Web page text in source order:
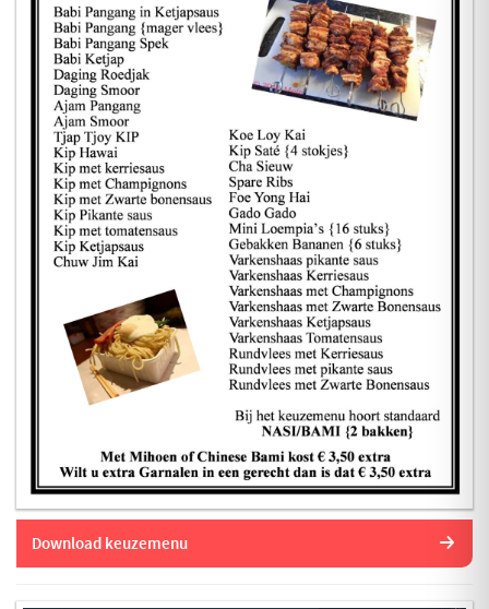
Download keuzemenu